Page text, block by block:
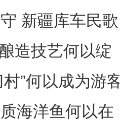
：新“食”尚！“小份
承不息？
新疆库车民歌
声展现非遗魅
造技艺何以绽
”何以成为游客
艺打卡地？
海洋鱼何以在